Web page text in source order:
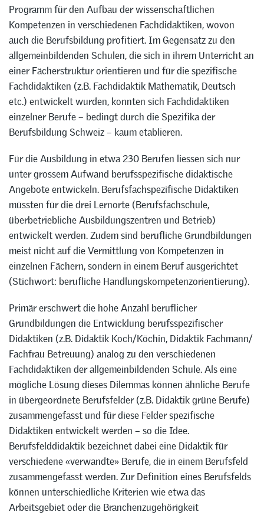
Programm für den Aufbau der wissenschaftlichen
Kompetenzen in verschiedenen Fachdidaktiken, wovon
auch die Berufsbildung profitiert. Im Gegensatz zu den
allgemeinbildenden Schulen, die sich in ihrem Unterricht an
einer Fächerstruktur orientieren und für die spezifische
Fachdidaktiken (z.B. Fachdidaktik Mathematik, Deutsch
etc.) entwickelt wurden, konnten sich Fachdidaktiken
einzelner Berufe – bedingt durch die Spezifika der
Berufsbildung Schweiz – kaum etablieren.
Für die Ausbildung in etwa 230 Berufen liessen sich nur
unter grossem Aufwand berufsspezifische didaktische
Angebote entwickeln. Berufsfachspezifische Didaktiken
müssten für die drei Lernorte (Berufsfachschule,
überbetriebliche Ausbildungszentren und Betrieb)
entwickelt werden. Zudem sind berufliche Grundbildungen
meist nicht auf die Vermittlung von Kompetenzen in
einzelnen Fächern, sondern in einem Beruf ausgerichtet
(Stichwort: berufliche Handlungskompetenzorientierung).
Primär erschwert die hohe Anzahl beruflicher
Grundbildungen die Entwicklung berufsspezifischer
Didaktiken (z.B. Didaktik Koch/Köchin, Didaktik Fachmann/
Fachfrau Betreuung) analog zu den verschiedenen
Fachdidaktiken der allgemeinbildenden Schule. Als eine
mögliche Lösung dieses Dilemmas können ähnliche Berufe
in übergeordnete Berufsfelder (z.B. Didaktik grüne Berufe)
zusammengefasst und für diese Felder spezifische
Didaktiken entwickelt werden – so die Idee.
Berufsfelddidaktik bezeichnet dabei eine Didaktik für
verschiedene «verwandte» Berufe, die in einem Berufsfeld
zusammengefasst werden. Zur Definition eines Berufsfelds
können unterschiedliche Kriterien wie etwa das
Arbeitsgebiet oder die Branchenzugehörigkeit